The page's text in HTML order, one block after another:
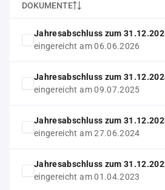
DOKUMENTE
Jahresabschluss zum
eingereicht am 06.06.2026
Jahresabschluss zum
eingereicht am 09.07.2025
Jahresabschluss zum
eingereicht am 27.06.2024
Jahresabschluss zum
eingereicht am 01.04.2023